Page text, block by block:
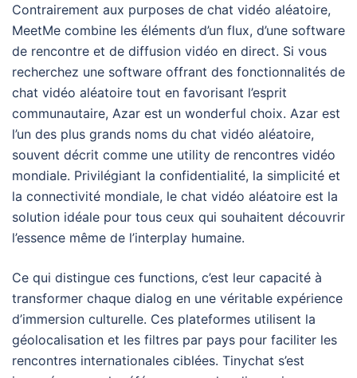
Contrairement aux purposes de chat vidéo aléatoire,
MeetMe combine les éléments d’un flux, d’une software
de rencontre et de diffusion vidéo en direct. Si vous
recherchez une software offrant des fonctionnalités de
chat vidéo aléatoire tout en favorisant l’esprit
communautaire, Azar est un wonderful choix. Azar est
l’un des plus grands noms du chat vidéo aléatoire,
souvent décrit comme une utility de rencontres vidéo
mondiale. Privilégiant la confidentialité, la simplicité et
la connectivité mondiale, le chat vidéo aléatoire est la
solution idéale pour tous ceux qui souhaitent découvrir
l’essence même de l’interplay humaine.
Ce qui distingue ces functions, c’est leur capacité à
transformer chaque dialog en une véritable expérience
d’immersion culturelle. Ces plateformes utilisent la
géolocalisation et les filtres par pays pour faciliter les
rencontres internationales ciblées. Tinychat s’est